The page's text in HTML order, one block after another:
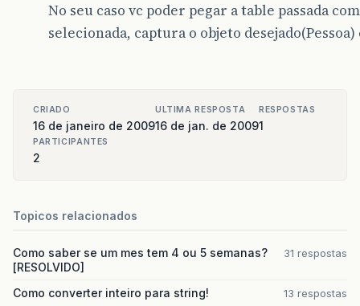
No seu caso vc poder pegar a table passada
selecionada, captura o objeto
CRIADO
16 de janeiro de 2009
ULTIMA RESPOSTA
16 de jan. de 2009
RESPOSTAS
1
PARTICIPANTES
2
Topicos relacionados
Como saber se um mes tem 4 ou 5 semanas?
[RESOLVIDO]
31 respostas
Como converter inteiro para string! 13 respostas